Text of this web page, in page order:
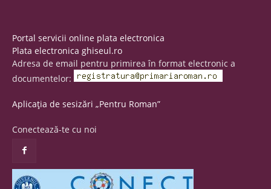
Portal servicii online plata electronica
Plata electronica ghiseul.ro
Adresa de email pentru primirea în format electronic a
documentelor:
Aplicația de sesizări „Pentru Roman”
Conectează-te cu noi